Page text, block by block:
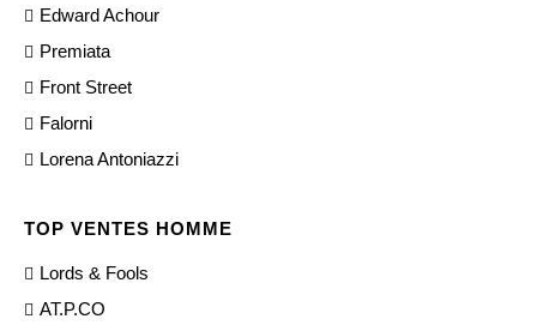
Edward Achour
Premiata
Front Street
Falorni
Lorena Antoniazzi
TOP VENTES HOMME
Lords & Fools
AT.P.CO